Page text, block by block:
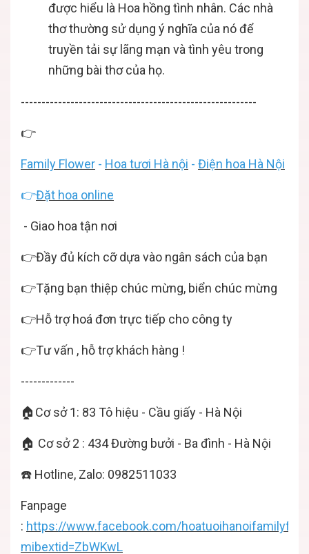
được hiểu là Hoa hồng tình nhân. Các nhà
thơ thường sử dụng ý nghĩa của nó để
truyền tải sự lãng mạn và tình yêu trong
những bài thơ của họ.
---------------------------------------------------------
👉
Family Flower - Hoa tươi Hà nội - Điện hoa Hà Nội
👉Đặt hoa online
- Giao hoa tận nơi
👉Đầy đủ kích cỡ dựa vào ngân sách của bạn
👉Tặng bạn thiệp chúc mừng, biển chúc mừng
👉Hỗ trợ hoá đơn trực tiếp cho công ty
👉Tư vấn , hỗ trợ khách hàng !
-------------
🏠Cơ sở 1: 83 Tô hiệu - Cầu giấy - Hà Nội
🏠 Cơ sở 2 : 434 Đường bưởi - Ba đình - Hà Nội
☎️ Hotline, Zalo: 0982511033
Fanpage
: https://www.facebook.com/
mibextid=ZbWKwL